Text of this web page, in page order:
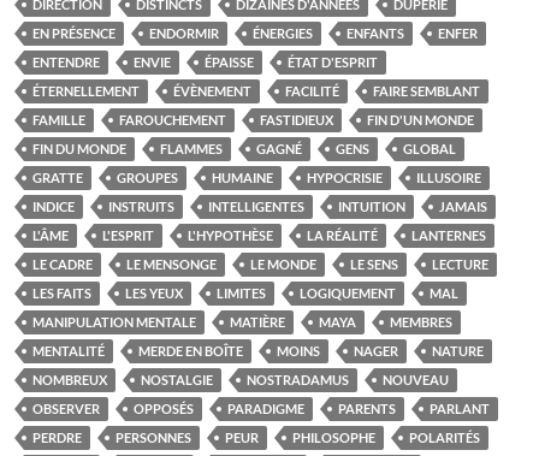
DIRECTION DISTINCTS DIZAINES D'ANNÉES
DUPERIE
EN PRÉSENCE
ENDORMIR ÉNERGIES ENFANTS
ENFER
ENTENDRE
ENVIE ÉPAISSE
ÉTAT D'ESPRIT
ÉTERNELLEMENT
ÉVÈNEMENT FACILITÉ
FAIRE SEMBLANT
FAMILLE
FAROUCHEMENT FASTIDIEUX
FIN D'UN MONDE
FIN DU MONDE
FLAMMES GAGNÉ GENS
GLOBAL
GRATTE
GROUPES HUMAINE HYPOCRISIE
ILLUSOIRE
INDICE
INSTRUITS INTELLIGENTES INTUITION
JAMAIS
L'ÂME
L'ESPRIT L'HYPOTHÈSE LA RÉALITÉ
LANTERNES
LE CADRE
LE MENSONGE LE MONDE LE SENS
LECTURE
LES FAITS
LES YEUX LIMITES LOGIQUEMENT
MAL
MANIPULATION MENTALE
MATIÈRE MAYA
MEMBRES
MENTALITÉ
MERDE EN BOÎTE MOINS NAGER
NATURE
NOMBREUX
NOSTALGIE NOSTRADAMUS
NOUVEAU
OBSERVER
OPPOSÉS PARADIGME PARENTS
PARLANT
PERDRE
PERSONNES PEUR PHILOSOPHE
POLARITÉS